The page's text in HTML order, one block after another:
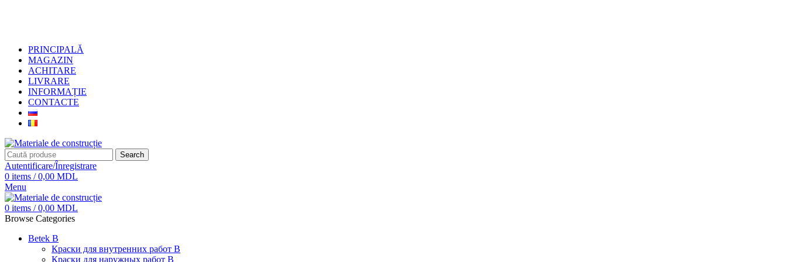
PRINCIPALĂ
MAGAZIN
ACHITARE
LIVRARE
INFORMAȚIE
CONTACTE
Search
Autentificare/Înregistrare
0 items / 0,00 MDL
Menu
0 items / 0,00 MDL
Browse Categories
Betek B
Краски для внутренних работ B
Краски для наружных работ B